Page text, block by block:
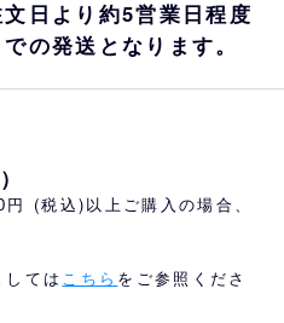
日より約5営業日程度
の発送となります。
(税込)以上ご購入の場合、
ては こちら をご参照くださ